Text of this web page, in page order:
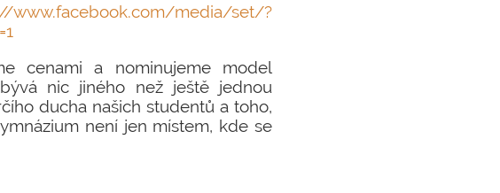
media/set/?
cenami a nominujeme model
nic jiného než ještě jednou
ducha našich studentů a toho,
není jen místem, kde se